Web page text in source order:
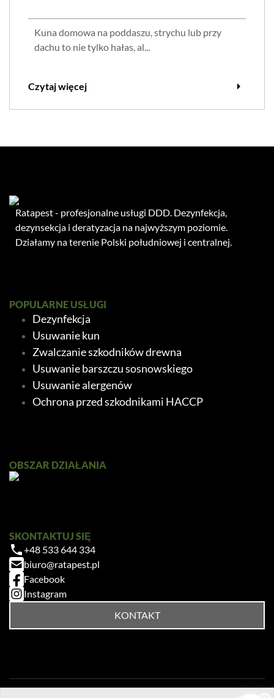
Kuna domowa na poddaszu, strychu lub przy
dachu to nie tylko hałas, al...
Czytaj więcej arrow_right
Zrobiłem/am już coś sam/a przed zabiegiem
— pomogłem czy zaszkodziłem?
Ile trwa taki zabieg?
Ratapest - profesjonalne usługi DDD. Dezynfekcja,
dezynsekcja i deratyzacja na najwyższym poziomie.
Działamy na terenie Polski południowej i centralnej.
OBSZAR DZIAŁANIA
POPULARNE USŁUGI
Dezynfekcja
Usuwanie kun
Zwalczanie szkodników drewna
Usuwanie barszczu sosnowskiego
Usuwanie alergenów
Ochrona przed szkodnikami HACCP
SKONTAKTUJ SIĘ
+48 533 644 334
biuro@ratapest.pl
Facebook
Instagram
KONTAKT